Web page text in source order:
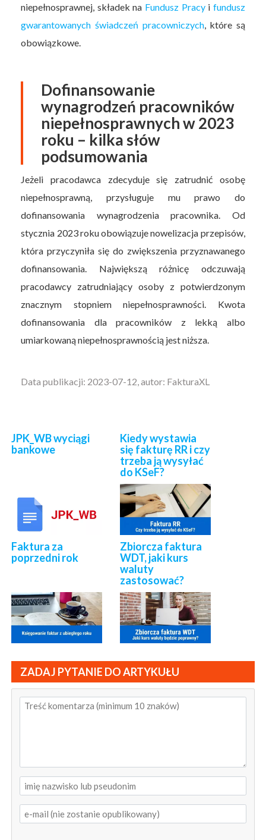
niepełnosprawnej, składek na Fundusz Pracyi fundusz
gwarantowanych świadczeń pracowniczych, które są
obowiązkowe.
Dofinansowanie
wynagrodzeń pracowników
niepełnosprawnych w 2023
roku – kilka słów
podsumowania
Jeżeli pracodawca zdecyduje się zatrudnić osobę
niepełnosprawną, przysługuje mu prawo do
dofinansowania wynagrodzenia pracownika. Od
stycznia 2023 roku obowiązuje nowelizacja przepisów,
która przyczyniła się do zwiększenia przyznawanego
dofinansowania. Największą różnicę odczuwają
pracodawcy zatrudniający osoby z potwierdzonym
znacznym stopniem niepełnosprawności. Kwota
dofinansowania dla pracowników z lekką albo
umiarkowaną niepełnosprawnością jest niższa.
Data publikacji: 2023-07-12, autor: FakturaXL
JPK_WB wyciągi
bankowe
Kiedy wystawia
się fakturę RR i czy
trzeba ją wysyłać
do KSeF?
Faktura za
poprzedni rok
Zbiorcza faktura
WDT, jaki kurs
waluty
zastosować?
ZADAJ PYTANIE DO ARTYKUŁU